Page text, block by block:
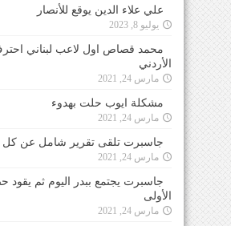
علي علاء الدين يوقع للأنصار
يوليو 8, 2023
محمد قصاص اول لاعب لبناني
الأردني
مارس 24, 2021
مشكلة ايوب حلت بهدوء
مارس 24, 2021
جاسبرت تلقى تقرير شامل عن كل
مارس 24, 2021
جاسبرت يجتمع ببدر اليوم ثم يقود
الأولى
مارس 24, 2021